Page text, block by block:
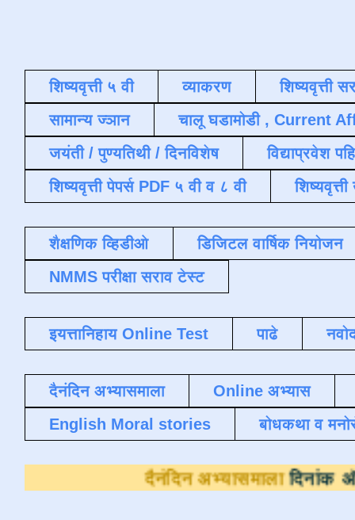
शिष्यवृत्ती ५ वी व्याकरण
शिष्यवृत्ती
सामान्य ज्ञान
चालू घडामोडी , Current
जयंती / पुण्यतिथी / दिनविशेष
विद्याप्रवेश
शिष्यवृत्ती पेपर्स PDF ५ वी व ८ वी
शैक्षणिक व्हिडीओ
डिजिटल वार्षिक नियोजन
NMMS परीक्षा सराव टेस्ट
इयत्तानिहाय Online Test पाढे
दैनंदिन अभ्यासमाला
Online अभ्यास
English Moral stories
बोधकथा व
दैनंदिन